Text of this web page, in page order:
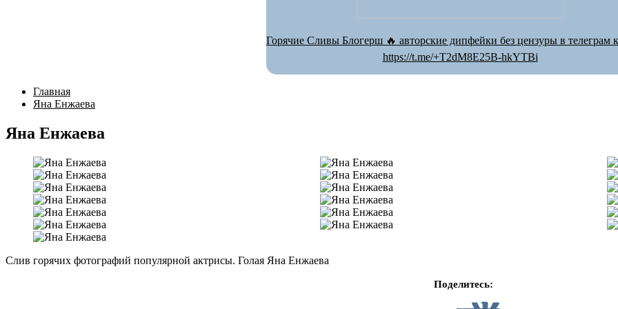
Горячие Сливы Блогерш 🔥 авторские дипфейки без цензуры в телеграм
https://t.me/+T2dM8E25B-hkYTBi
Главная
Яна Енжаева
Яна Енжаева
Слив горячих фотографий популярной актрисы. Голая Яна Енжаева
Поделитесь: